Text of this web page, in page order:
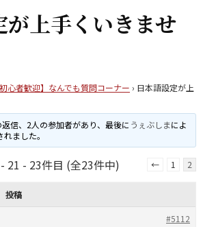
が上手くいきませ
初心者歓迎】なんでも質問コーナー › 日本語設定が上
信、2人の参加者があり、最後に うぇぶしまによ
ました。
21 - 23件目 (全23件中) ← 1 2
投稿
#5112